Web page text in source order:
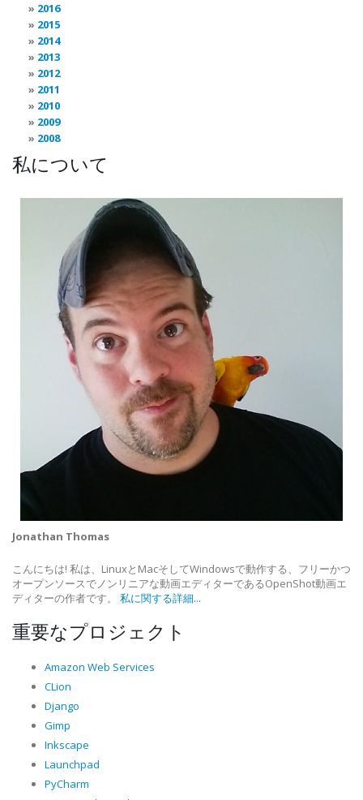
2016
2015
2014
2013
2012
2011
2010
2009
2008
私について
Jonathan Thomas
こんにちは! 私は、LinuxとMacそしてWindowsで動作する、フリーかつ
オープンソースでノンリニアな動画エディターであるOpenShot動画エ
ディターの作者です。 私に関する詳細...
重要なプロジェクト
Amazon Web Services
CLion
Django
Gimp
Inkscape
Launchpad
PyCharm